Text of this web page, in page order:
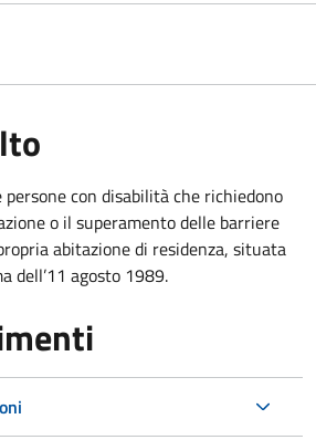
con disabilità che richiedono
o il superamento delle barriere
abitazione di residenza, situata
dell’11 agosto 1989.